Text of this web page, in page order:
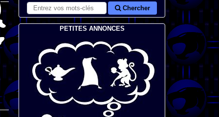
Chercher
PETITES ANNONCES